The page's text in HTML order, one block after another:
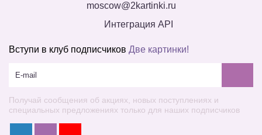
moscow@2kartinki.ru
Интеграция API
Вступи в клуб подписчиков Две картинки!
Получай сообщения об акциях, новых поступлениях и
специальных предложениях только для наших подписчиков